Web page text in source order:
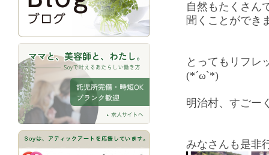
自然もたくさん
聞くことができ
とってもリフレ
(*´ω`*)
明治村、すごー
みなさんも是非